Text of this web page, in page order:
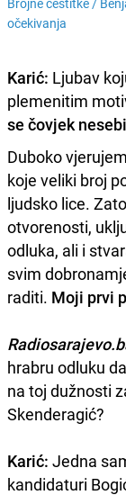
očekivanja
Karić: Ljubav
plemenitim
se čovjek
Duboko
koje veliki broj
ljudsko lice.
otvorenosti,
odluka, ali i
svim
raditi. Moji prvi
hrabru odluku
na toj dužnosti
Skenderagić?
Karić: Jedna
kandidaturi